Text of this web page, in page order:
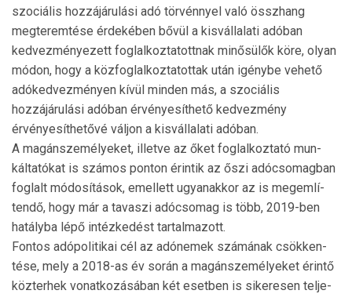
szociális hozzájárulási adó tör­vénnyel való összhang
megteremtése érdekében bővül a kisvállalati adóban
kedvezményezett foglalkoztatottnak minősülők köre, olyan
módon, hogy a közfoglalkoz­ta­tot­tak után igénybe vehető
adókedvezményen kívül minden más, a szociális
hozzájárulási adóban érvényesíthető ked­vezmény
érvényesíthetővé váljon a kisvállalati adóban.
A magánszemélyeket, illetve az őket foglalkoztató mun­
káltatókat is számos ponton érintik az őszi adócsomagban
foglalt módosítások, emellett ugyanakkor az is megemlí­
ten­dő, hogy már a tavaszi adócsomag is több, 2019-ben
hatályba lépő intézkedést tartalmazott.
Fontos adópolitikai cél az adónemek számának csökken­
tése, mely a 2018-as év során a magánszemélyeket érintő
közterhek vonatkozásában két esetben is sikeresen telje­